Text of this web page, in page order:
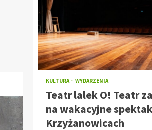
KULTURA WYDARZENIA
Teatr lalek O! Teatr
na wakacyjne
Krzyżanowicach